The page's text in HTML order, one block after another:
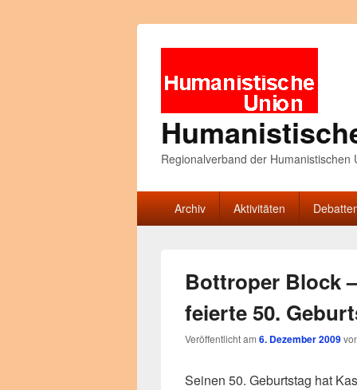
Regionalverband der
Primäres
Menü Archiv Aktivitäten
Bottroper Block
feierte 50.
Veröffentlicht am 6. Dezember 2009
Seinen 50. Geburtstag hat